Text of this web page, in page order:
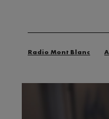
Radio Mont Blanc